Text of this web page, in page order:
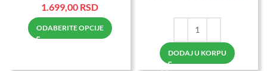
1.699,00 RSD
ODABERITE OPCIJE
DODAJ U KORPU